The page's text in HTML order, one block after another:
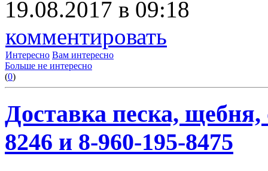
19.08.2017 в 09:18
комментировать
Интересно Вам интересно
Больше не интересно
(0)
Доставка песка, щебня,
8246 и 8-960-195-8475